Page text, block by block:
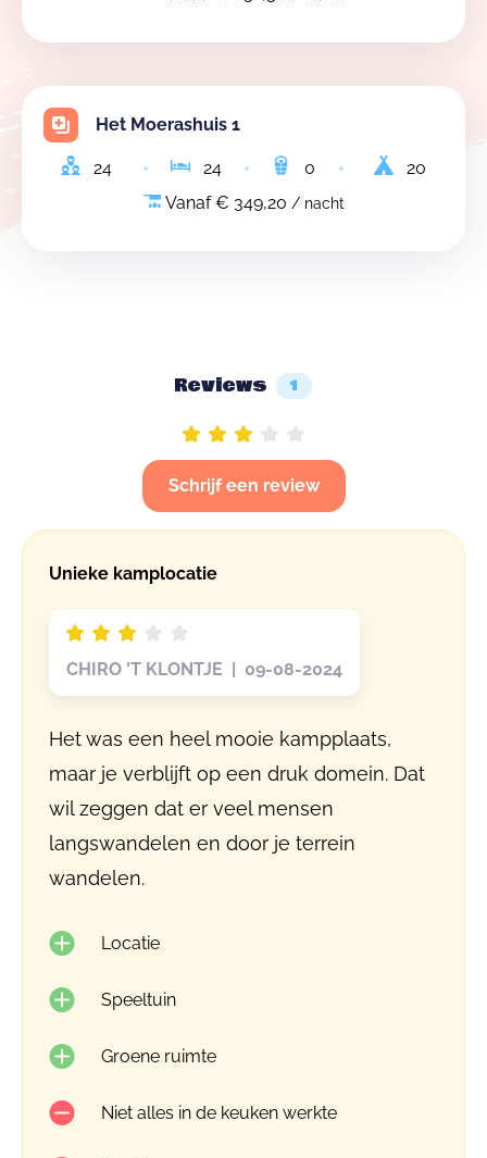
Het Moerashuis 1
24 24 0
20
Vanaf € 349,20 / nacht
Reviews 1
Schrijf een review
Unieke kamplocatie
CHIRO 'T KLONTJE | 09-08-2024
Het was een heel mooie kampplaats,
maar je verblijft op een druk domein. Dat
wil zeggen dat er veel mensen
langswandelen en door je terrein
wandelen.
Locatie
Speeltuin
Groene ruimte
Niet alles in de keuken werkte